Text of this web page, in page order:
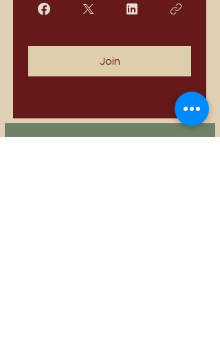
Join
Best Sellers